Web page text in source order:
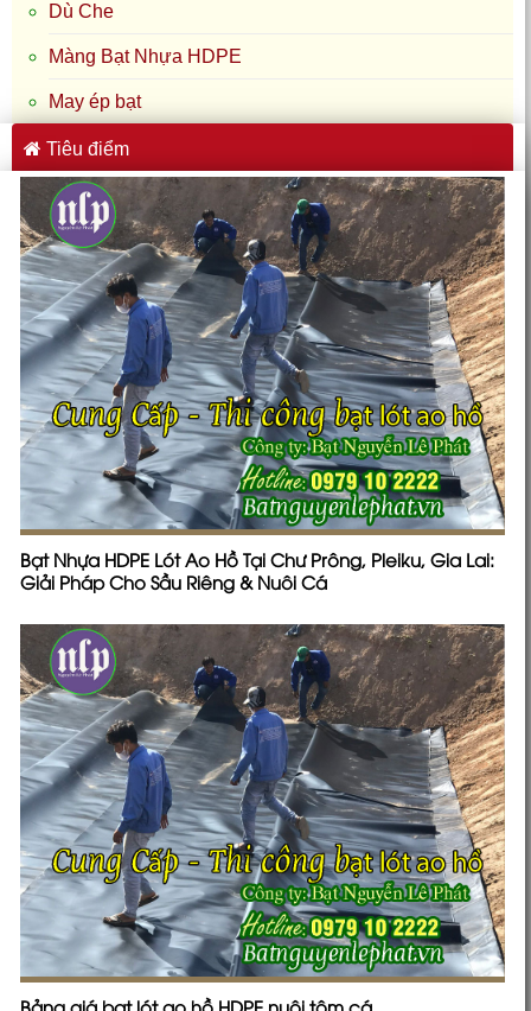
Dù Che
Màng Bạt Nhựa HDPE
May ép bạt
Tiêu điểm
Bạt Nhựa HDPE Lót Ao Hồ Tại Chư Prông, Pleiku, Gia Lai:
Giải Pháp Cho Sầu Riêng & Nuôi Cá
Bảng giá bạt lót ao hồ HDPE nuôi tôm cá